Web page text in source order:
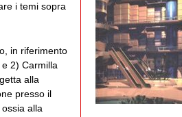
i temi sopra
in riferimento
2) Carmilla
alla
presso il
alla